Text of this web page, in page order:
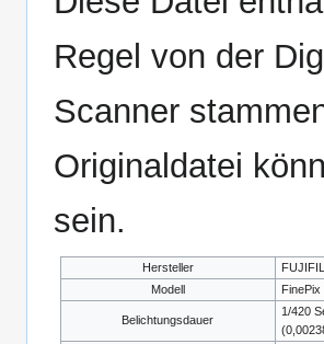
Regel von der
Scanner
Originaldatei
sein.
Hersteller
Modell
FinePix
Belichtungsdauer
1/420